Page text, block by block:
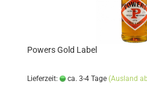
Powers Gold Label
Lieferzeit: ca. 3-4 Tage (Ausland